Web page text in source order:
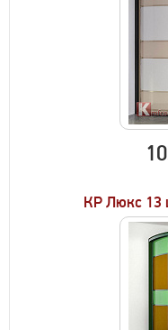
КР Люкс 13